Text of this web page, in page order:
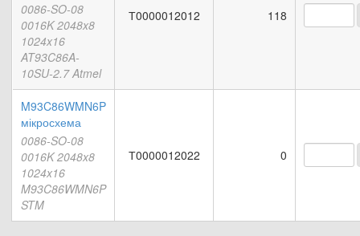
0086-SO-08
0016K 2048x8
1024x16
AT93C86A-
10SU-2.7 Atmel
Т0000012012 118
M93C86WMN6P
мікросхема
0086-SO-08
0016K 2048x8
1024x16
M93C86WMN6P
STM
Т0000012022 0